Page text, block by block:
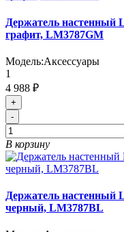
Держатель настенный
графит, LM3787GM
Модель:Аксессуары
1
4 988 ₽
+
-
В корзину
Держатель настенный
черный, LM3787BL